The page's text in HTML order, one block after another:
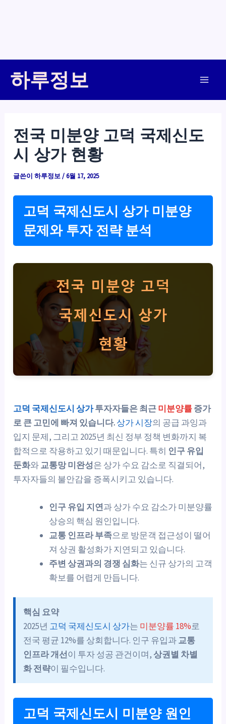
하루정보
전국 미분양 고덕 국제신도
시 상가 현황
글쓴이하루정보/6월 17, 2025
고덕 국제신도시 상가 미분양
문제와 투자 전략 분석
고덕 국제신도시 상가투자자들은 최근미분양률증가
로 큰 고민에 빠져 있습니다.상가 시장의 공급 과잉과
입지 문제, 그리고 2025년 최신 정부 정책 변화까지 복
합적으로 작용하고 있기 때문입니다. 특히 인구 유입
둔화와교통망 미완성은 상가 수요 감소로 직결되어,
투자자들의 불안감을 증폭시키고 있습니다.
인구 유입 지연과 상가 수요 감소가 미분양률
상승의 핵심 원인입니다.
교통 인프라 부족으로 방문객 접근성이 떨어
져 상권 활성화가 지연되고 있습니다.
주변 상권과의 경쟁 심화는 신규 상가의 고객
확보를 어렵게 만듭니다.
핵심 요약
2025년 고덕 국제신도시 상가는 미분양률 18%로
전국 평균 12%를 상회합니다. 인구 유입과교통
인프라 개선이 투자 성공 관건이며,상권별 차별
화 전략이 필수입니다.
고덕 국제신도시 미분양 원인